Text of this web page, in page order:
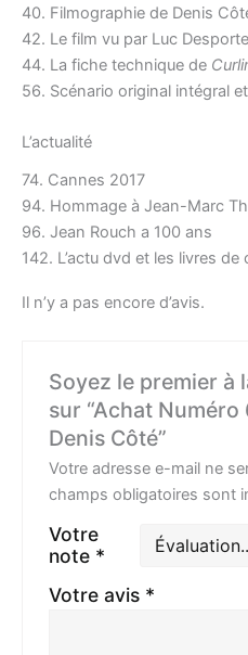
40. Filmographie de Denis
42. Le film vu par Luc
44. La fiche technique de
56. Scénario original intégral
L’actualité
74. Cannes 2017
94. Hommage à Jean-Marc
96. Jean Rouch a 100 ans
142. L’actu dvd et les livres de
Il n’y a pas encore d’avis.
Soyez le premier à
sur “Achat
Denis Côté”
Votre adresse e-mail ne
champs obligatoires sont
Votre
note *
Votre avis *